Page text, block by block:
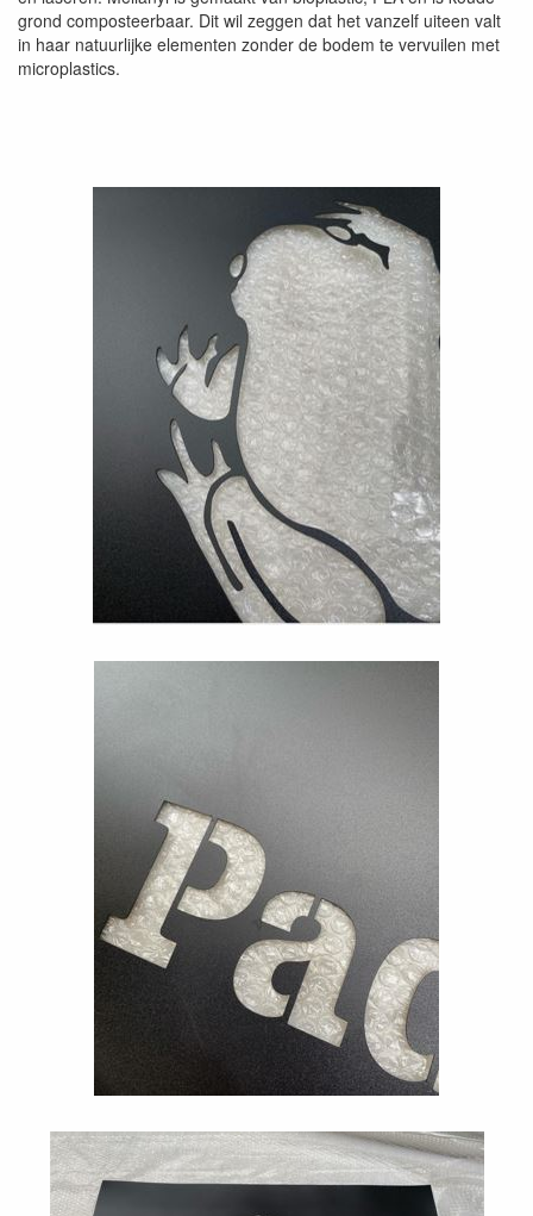
grond composteerbaar. Dit wil zeggen dat het vanzelf uiteen valt
in haar natuurlijke elementen zonder de bodem te vervuilen met
microplastics.